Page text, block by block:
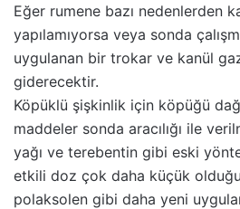
Eğer rumene bazı nedenlerden
yapılamıyorsa veya sonda
uygulanan bir trokar ve kanül
giderecektir.
Köpüklü şişkinlik için köpüğü
maddeler sonda aracılığı ile
yağı ve terebentin gibi eski
etkili doz çok daha küçük
polaksolen gibi daha yeni